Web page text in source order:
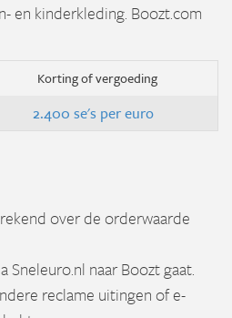
en kinderkleding. Boozt.com
Korting of vergoeding
2.400 se's per euro
over de orderwaarde
Sneleuro.nl naar Boozt gaat.
reclame uitingen of e-